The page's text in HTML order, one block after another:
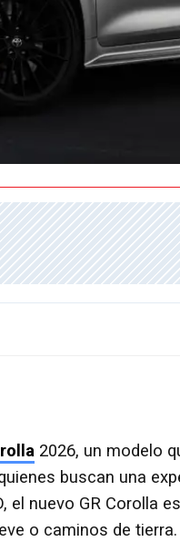
2026, un modelo
buscan una
el nuevo GR Corolla
o caminos de tierra.